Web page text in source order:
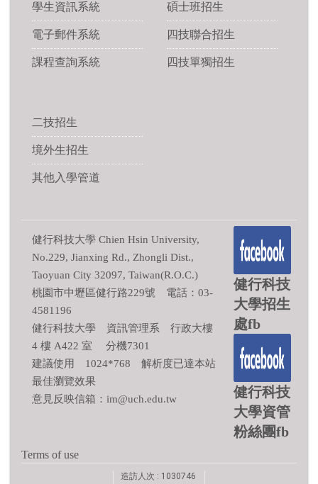
學生資訊系統
電子郵件系統
課程查詢系統
碩士班招生
四技聯合招生
四技單獨招生
二技招生
境外生招生
其他入學管道
健行科技大學 Chien Hsin University,
No.229, Jianxing Rd., Zhongli Dist.,
Taoyuan City 32097, Taiwan(R.O.C.)
桃園市中壢區健行路229號 電話：03-
4581196
健行科技大學 資訊管理系 行政大樓
4 樓 A422 室 分機7301
建議使用 1024*768 解析度已達本站
最佳瀏覽效果
意見反映信箱：im@uch.edu.tw
健行科技
大學招生
處fb
健行科技
大學資管
粉絲團fb
Terms of use
造訪人次 : 1030746